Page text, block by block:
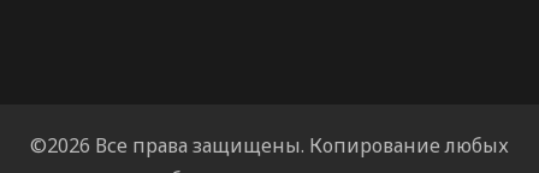
©2026 Все права защищены. Копирование любых